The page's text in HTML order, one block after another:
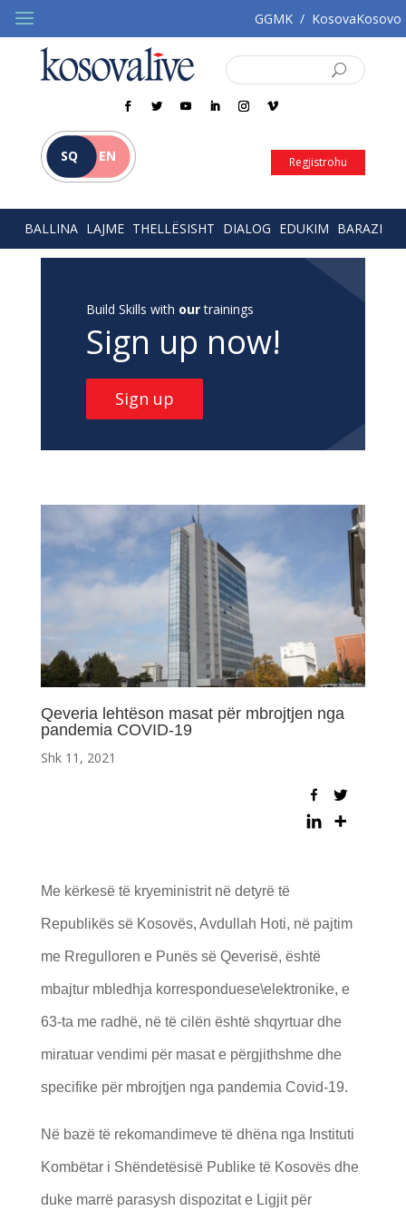
GGMK / KosovaKosovo
SQ EN Regjistrohu
BALLINA LAJME THELLËSISHT DIALOG EDUKIM BARAZI
Build Skills with ourtrainings
Sign up now!
Sign up
Qeveria lehtëson masat për mbrojtjen nga
pandemia COVID-19
Shk 11, 2021
Me kërkesë të kryeministrit në detyrë të
Republikës së Kosovës, Avdullah Hoti, në pajtim
me Rregulloren e Punës së Qeverisë, është
mbajtur mbledhja korresponduese\elektronike, e
63-ta me radhë, në të cilën është shqyrtuar dhe
miratuar vendimi për masat e përgjithshme dhe
specifike për mbrojtjen nga pandemia Covid-19.
Në bazë të rekomandimeve të dhëna nga Instituti
Kombëtar i Shëndetësisë Publike të Kosovës dhe
duke marrë parasysh dispozitat e Ligjit për